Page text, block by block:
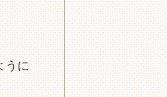
うに